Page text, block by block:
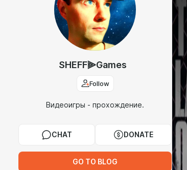
SHEFF⫸Games
Follow
Видеоигры - прохождение.
CHAT DONATE
GO TO BLOG